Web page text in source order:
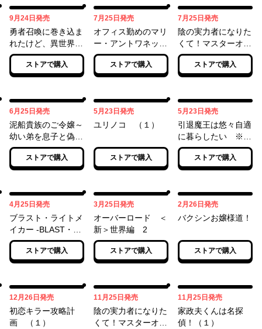
9月24日 09月24日
発売
勇者召喚に巻き込ま
れたけど、異世界は
平和でした （１
ストアで購入
7月25日 07月25日
発売
オフィス勤めのマリ
ー・アントワネット
（１）
ストアで購入
7月25日 07月25日
発売
陰の実力者になりた
くて！マスターオブ
ガーデン～七陰列伝
～（２）
ストアで購入
6月25日 06月25日
発売
泥船貴族のご令嬢～
幼い弟を息子と偽装
し、隣国でしぶとく
生き残る！～（2）
ストアで購入
5月23日 05月23日
発売
ユリノコ （１）
ストアで購入
5月23日 05月23日
発売
引退魔王は悠々自適
に暮らしたい ※女
勇者「許さない…絶
対にだ！」（２）
ストアで購入
4月25日 04月25日
発売
ブラスト・ライトメ
イカー -BLAST・
LightMaker-（１）
ストアで購入
3月25日 03月25日
発売
オーバーロード ＜
新＞世界編 2
ストアで購入
2月26日 02月26日
発売
バクシンお嬢様道！
ストアで購入
12月26日 12月26日
発売
初恋キラー攻略計
画 （１）
11月25日 11月25日
発売
陰の実力者になりた
くて！マスターオブ
11月25日 11月25日
発売
家政夫くんは名探
偵！（１）